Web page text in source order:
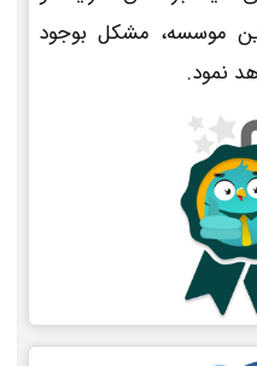
موسسه، مشکل بوجود
نمود.